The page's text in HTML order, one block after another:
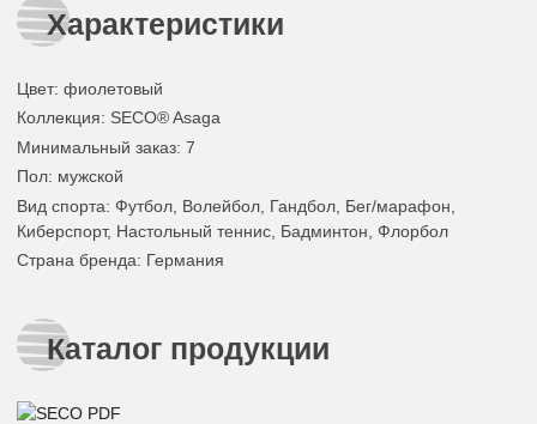
Характеристики
Цвет: фиолетовый
Коллекция: SECO® Asaga
Минимальный заказ: 7
Пол: мужской
Вид спорта: Футбол, Волейбол, Гандбол, Бег/марафон,
Киберспорт, Настольный теннис, Бадминтон, Флорбол
Страна бренда: Германия
Каталог продукции